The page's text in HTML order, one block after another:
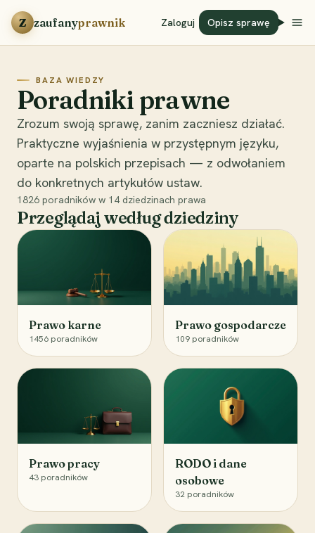
Przejdź do treści
Z zaufanyprawnik Zaloguj Opisz sprawę
BAZA WIEDZY
Poradniki prawne
Zrozum swoją sprawę, zanim zaczniesz działać.
Praktyczne wyjaśnienia w przystępnym języku,
oparte na polskich przepisach — z odwołaniem
do konkretnych artykułów ustaw.
1826 poradników w 14 dziedzinach prawa
Przeglądaj według dziedziny
Prawo karne
1456 poradników
Prawo gospodarcze
109 poradników
Prawo pracy
43 poradników
RODO i dane
osobowe
32 poradników